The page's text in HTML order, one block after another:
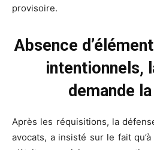
provisoire.
Absence
intentionnels,
demande
Après les réquisitions, la
avocats, a insisté sur le fait